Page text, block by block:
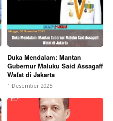
Duka Mendalam: Mantan
Gubernur Maluku Said Assagaff
Wafat di Jakarta
1 Desember 2025